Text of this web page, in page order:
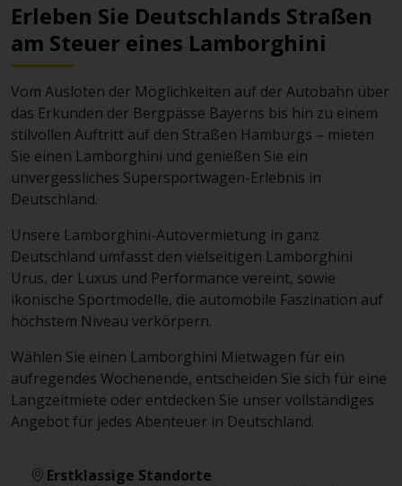
Erleben Sie Deutschlands Straßen
am Steuer eines Lamborghini
Vom Ausloten der Möglichkeiten auf der Autobahn über
das Erkunden der Bergpässe Bayerns bis hin zu einem
stilvollen Auftritt auf den Straßen Hamburgs – mieten
Sie einen Lamborghini und genießen Sie ein
unvergessliches Supersportwagen-Erlebnis in
Deutschland.
Unsere Lamborghini-Autovermietung in ganz
Deutschland umfasst den vielseitigen Lamborghini
Urus, der Luxus und Performance vereint, sowie
ikonische Sportmodelle, die automobile Faszination auf
höchstem Niveau verkörpern.
Wählen Sie einen Lamborghini Mietwagen für ein
aufregendes Wochenende, entscheiden Sie sich für eine
Langzeitmiete oder entdecken Sie unser vollständiges
Angebot für jedes Abenteuer in Deutschland.
Erstklassige Standorte